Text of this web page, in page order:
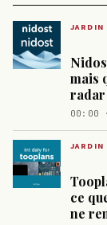
JARDIN
mais
00:00
JARDIN
ce
ne